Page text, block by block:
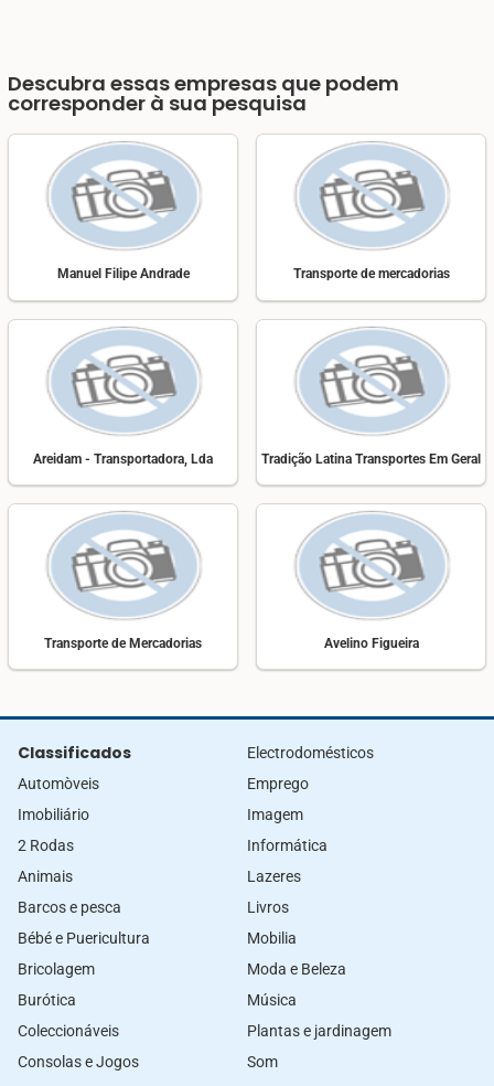
Descubra essas empresas que podem
corresponder à sua pesquisa
Manuel Filipe Andrade Transporte de mercadorias
Areidam - Transportadora, Lda Tradição Latina Transportes Em Geral
Transporte de Mercadorias Avelino Figueira
Classificados
Automòveis
Imobiliário
2 Rodas
Animais
Barcos e pesca
Bébé e Puericultura
Bricolagem
Burótica
Coleccionáveis
Consolas e Jogos
Electrodomésticos
Emprego
Imagem
Informática
Lazeres
Livros
Mobilia
Moda e Beleza
Música
Plantas e jardinagem
Som